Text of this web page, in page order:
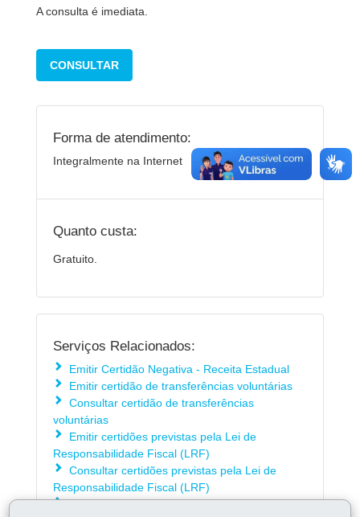
A consulta é imediata.
CONSULTAR
Forma de atendimento:
Integralmente na Internet
Quanto custa:
Gratuito.
Serviços Relacionados:
Emitir Certidão Negativa - Receita Estadual
Emitir certidão de transferências voluntárias
Consultar certidão de transferências
voluntárias
Emitir certidões previstas pela Lei de
Responsabilidade Fiscal (LRF)
Consultar certidões previstas pela Lei de
Responsabilidade Fiscal (LRF)
Emitir certidão narrativa